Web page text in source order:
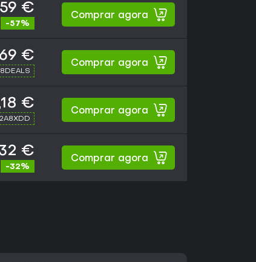
€
-57%
Comprar agora
€
Comprar agora
€
Comprar agora
€
-32%
Comprar agora